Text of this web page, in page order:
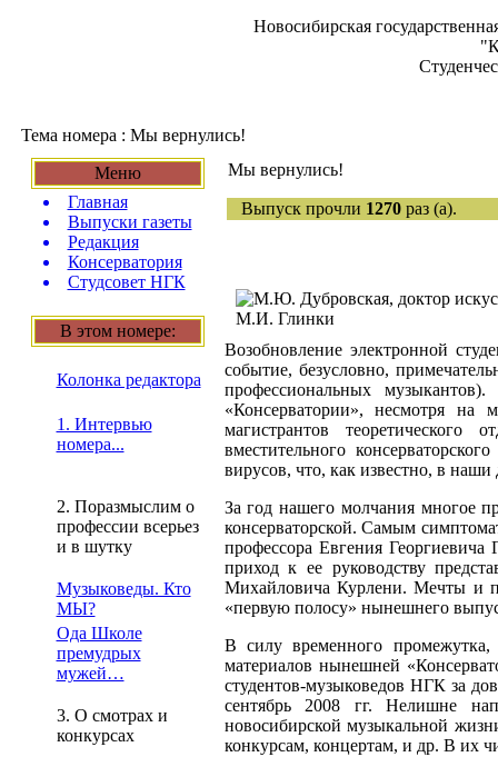
Новосибирская
Тема номера : Мы вернулись!
Меню
Главная
Выпуски газеты
Редакция
Консерватория
Студсовет НГК
В этом номере:
Колонка редактора
1. Интервью
номера...
2. Поразмыслим о
профессии всерьез
и в шутку
Музыковеды. Кто
МЫ?
Ода Школе
премудрых
мужей…
3. О смотрах и
конкурсах
Мы вернулись!
Выпуск прочли 1270раз (а).
Возобновление электронной
событие, безусловно,
профессиональных
«Консерватории», несмотря на
магистрантов
вместительного
вирусов, что, как известно, в
За год нашего молчания многое
консерваторской. Самым
профессора Евгения
приход к ее руководству
Михайловича Курлени. Мечты и
«первую полосу» нынешнего
В силу временного промежутка,
материалов нынешней
студентов-музыковедов НГК за
сентябрь 2008 гг. Нелишне
новосибирской музыкальной
конкурсам, концертам, и др. В их